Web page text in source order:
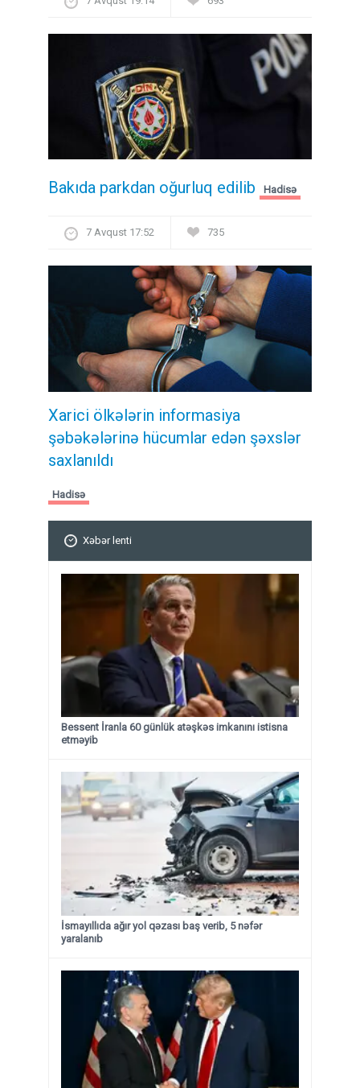
Bakıda parkdan oğurluq edilib Hadisə
7 Avqust 17:52 735
Xarici ölkələrin informasiya
şəbəkələrinə hücumlar edən şəxslər
saxlanıldı
Hadisə
Xəbər lenti
Bessent İranla 60 günlük atəşkəs imkanını istisna
etməyib
İsmayıllıda ağır yol qəzası baş verib, 5 nəfər
yaralanıb